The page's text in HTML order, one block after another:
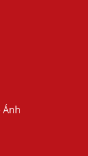
Ánh